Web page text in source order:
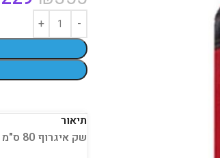
תיאור
שק איגרוף 80 ס"מ לילדים כולל שרשרת תלייה PACIFIX 🥊